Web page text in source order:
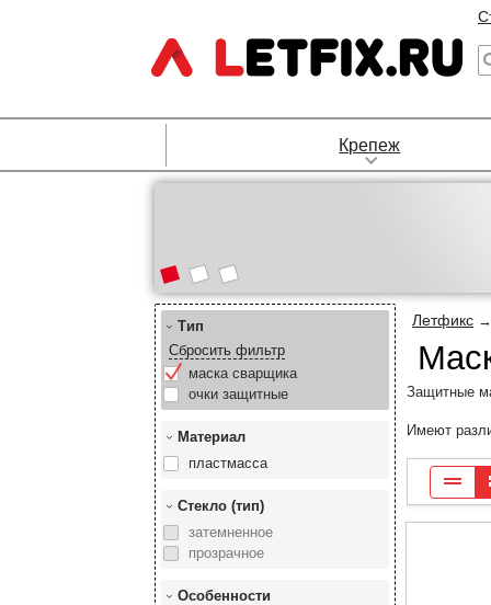
Крепеж
Тип
Сбросить фильтр
маска сварщика
очки защитные
Материал
пластмасса
Стекло (тип)
затемненное
прозрачное
Особенности
Летфикс
Защитные
Имеют